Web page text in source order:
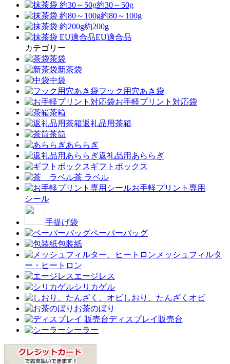
約30～50g
約80～100g
約200g
EU適合品
カテゴリー
茶袋
新茶袋
中袋
フック用穴あき袋
お手軽プリント対応袋
茶箱
返礼品用茶箱
茶筒
あららぎ
返礼品用あららぎ
ギフトボックス
茶 ラベル
お手軽プリント専用
シール
手提げ袋
ペーパーバッグ
包装紙
メッシュフィルタ
ー・ヒートロン
エージレス
シリカゲル
しおり、たんざくオビ
お茶のぼり
ディスプレイ販売台
シーラー